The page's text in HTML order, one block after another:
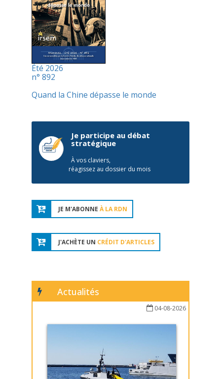
Été 2026
n° 892
Quand la Chine dépasse le monde
Je participe au débat
stratégique
À vos claviers,
réagissez au dossier du mois
JE M'ABONNE À LA RDN
J'ACHÈTE UN CRÉDIT D'ARTICLES
Actualités
04-08-2026